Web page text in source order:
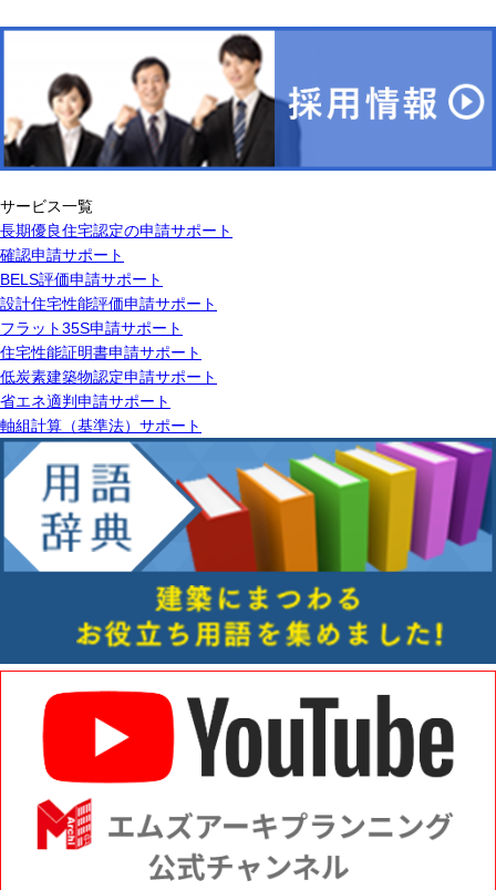
サービス一覧
長期優良住宅認定の申請サポート
確認申請サポート
BELS評価申請サポート
設計住宅性能評価申請サポート
フラット35S申請サポート
住宅性能証明書申請サポート
低炭素建築物認定申請サポート
省エネ適判申請サポート
軸組計算（基準法）サポート